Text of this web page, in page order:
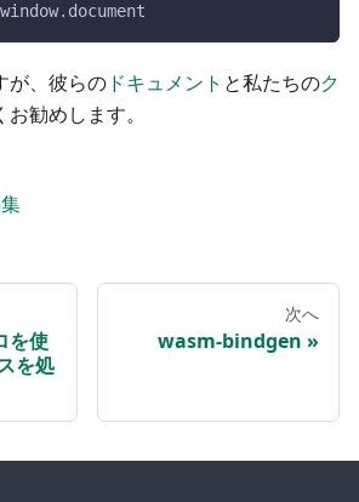
window. document
が、彼らの ドキュメント と私たちのク
お勧めします。
を使
を処
次へ
wasm-bindgen